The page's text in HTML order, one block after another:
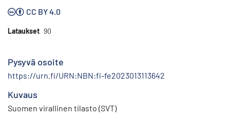
CC BY 4.0
Lataukset 90
Pysyvä osoite
https://urn.fi/URN:NBN:fi-fe2023013113642
Kuvaus
Suomen virallinen tilasto (SVT)